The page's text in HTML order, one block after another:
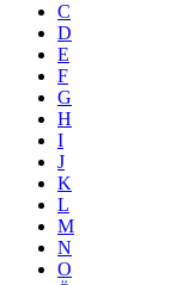
C
D
E
F
G
H
I
J
K
L
M
N
O